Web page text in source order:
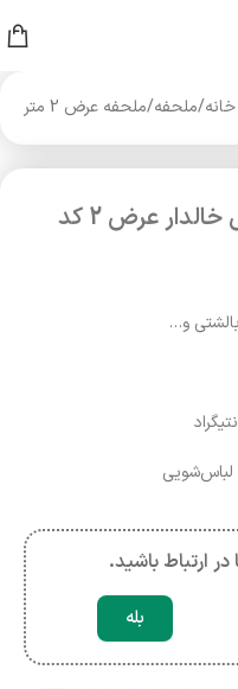
خانه/ملحفه/ملحفه عرض 2 متر
ملحفه ساتن پنبه طرح توپی خالدار عرض 2 کد
و…
ارتباط باشید.
بله